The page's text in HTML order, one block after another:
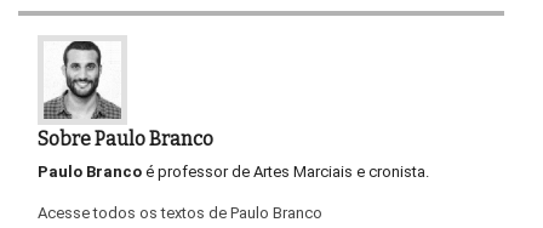
Sobre Paulo Branco
Paulo Branco é professor de Artes Marciais e cronista.
Acesse todos os textos de Paulo Branco